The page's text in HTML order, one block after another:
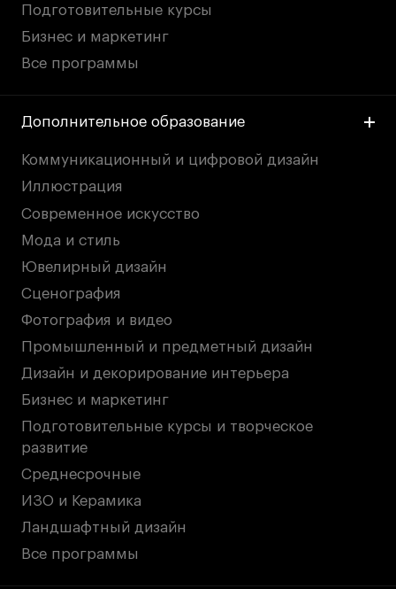
Подготовительные курсы
Бизнес и маркетинг
Все программы
Дополнительное образование
Коммуникационный и цифровой дизайн
Иллюстрация
Современное искусство
Мода и стиль
Ювелирный дизайн
Сценография
Фотография и видео
Промышленный и предметный дизайн
Дизайн и декорирование интерьера
Бизнес и маркетинг
Подготовительные курсы и творческое
развитие
Среднесрочные
ИЗО и Керамика
Ландшафтный дизайн
Все программы